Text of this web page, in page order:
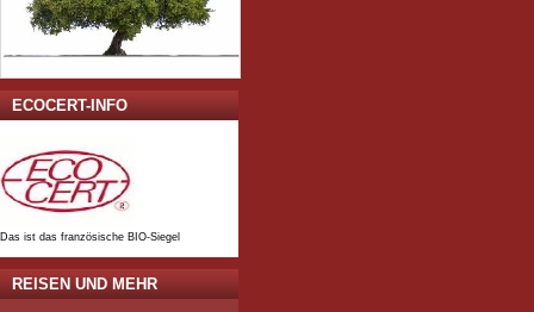
ECOCERT-INFO
Das ist das französische BIO-Siegel
REISEN UND MEHR